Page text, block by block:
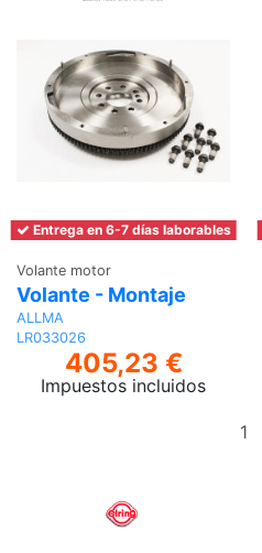
Entrega en 6-7 días laborables
Volante motor
Volante - Montaje
ALLMA
LR033026
405,23 €
Impuestos incluidos